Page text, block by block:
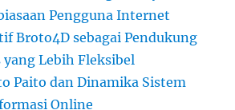
Pengguna Internet
Broto4D sebagai Pendukung
Lebih Fleksibel
Paito dan Dinamika Sistem
Online